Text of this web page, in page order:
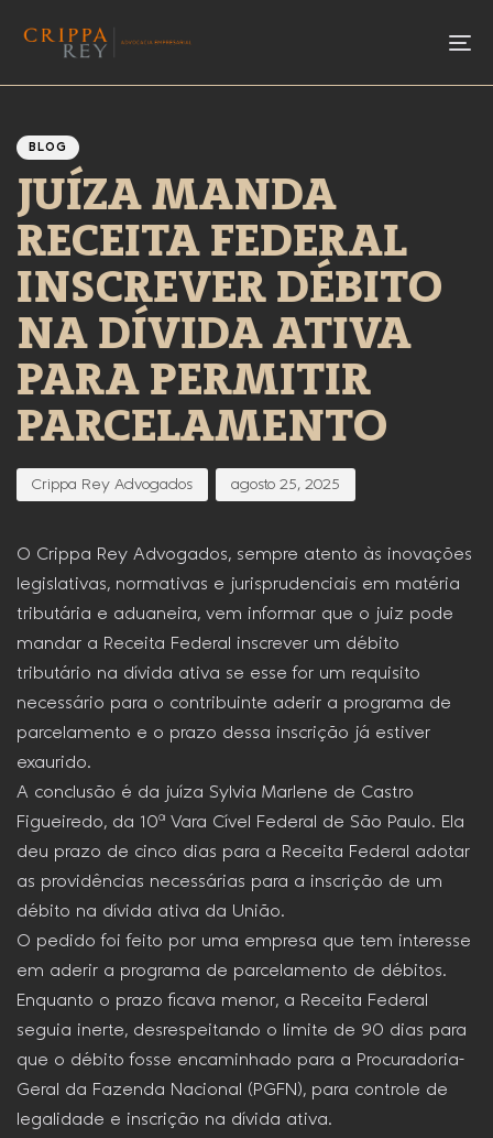
BLOG
JUÍZA MANDA
RECEITA FEDERAL
INSCREVER DÉBITO
NA DÍVIDA ATIVA
PARA PERMITIR
PARCELAMENTO
Crippa Rey Advogados agosto 25, 2025
O Crippa Rey Advogados, sempre atento às inovações
legislativas, normativas e jurisprudenciais em matéria
tributária e aduaneira, vem informar que o juiz pode
mandar a Receita Federal inscrever um débito
tributário na dívida ativa se esse for um requisito
necessário para o contribuinte aderir a programa de
parcelamento e o prazo dessa inscrição já estiver
exaurido.
A conclusão é da juíza Sylvia Marlene de Castro
Figueiredo, da 10ª Vara Cível Federal de São Paulo. Ela
deu prazo de cinco dias para a Receita Federal adotar
as providências necessárias para a inscrição de um
débito na dívida ativa da União.
O pedido foi feito por uma empresa que tem interesse
em aderir a programa de parcelamento de débitos.
Enquanto o prazo ficava menor, a Receita Federal
seguia inerte, desrespeitando o limite de 90 dias para
que o débito fosse encaminhado para a Procuradoria-
Geral da Fazenda Nacional (PGFN), para controle de
legalidade e inscrição na dívida ativa.